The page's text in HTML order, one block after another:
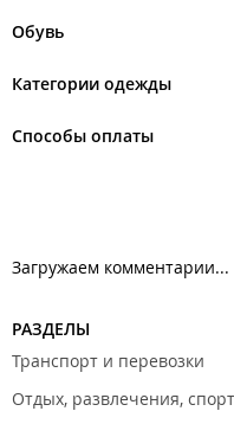
Обувь
Категории одежды
Способы оплаты
Загружаем комментарии...
РАЗДЕЛЫ
Транспорт и перевозки
Отдых, развлечения, спорт